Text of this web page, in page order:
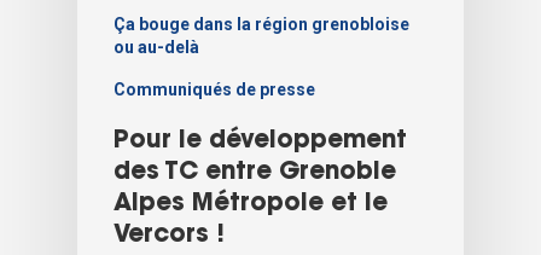
Ça bouge dans la région grenobloise
ou au-delà
Communiqués de presse
Pour le développement
des TC entre Grenoble
Alpes Métropole et le
Vercors !